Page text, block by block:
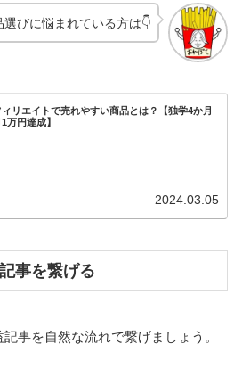
選びに悩まれている方は👇
ィリエイトで売れやすい商品とは？【独学4か月
万円達成】
2024.03.05
事を繋げる
事を自然な流れで繋げましょう。